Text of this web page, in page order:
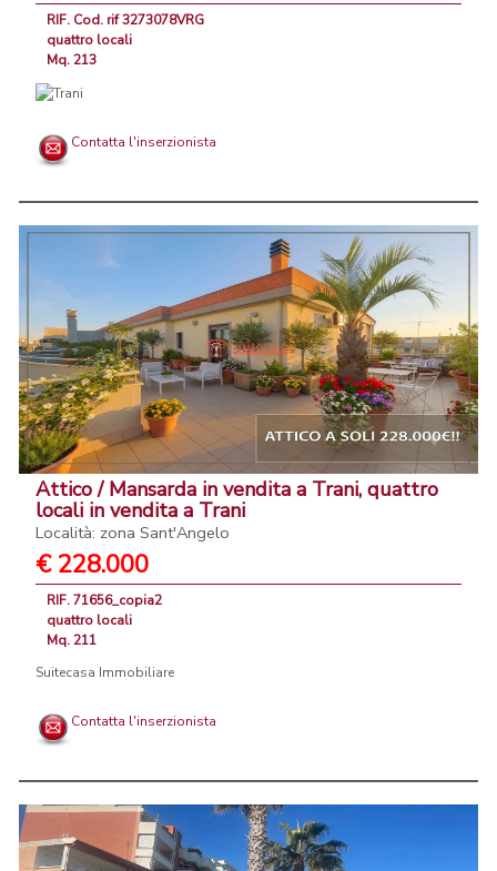
RIF. Cod. rif 3273078VRG
quattro locali
Mq. 213
Contatta l'inserzionista
Attico / Mansarda in vendita a Trani, quattro
locali in vendita a Trani
Località: zona Sant'Angelo
€ 228.000
RIF. 71656_copia2
quattro locali
Mq. 211
Suitecasa Immobiliare
Contatta l'inserzionista